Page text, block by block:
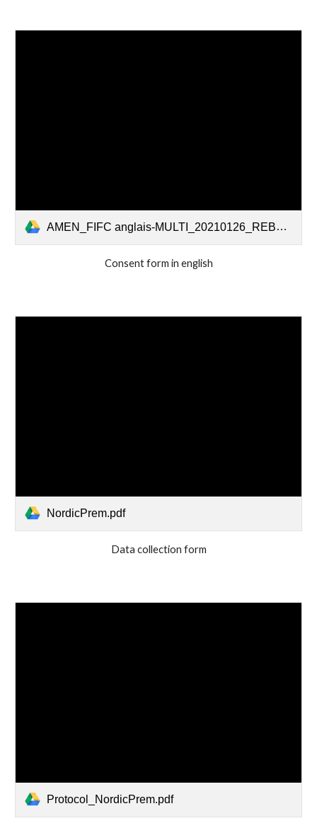
AMEN_FIFC anglais-MULTI_20210126_REBapproved (3).pdf
Consent form in english
NordicPrem.pdf
Data collection form
Protocol_NordicPrem.pdf